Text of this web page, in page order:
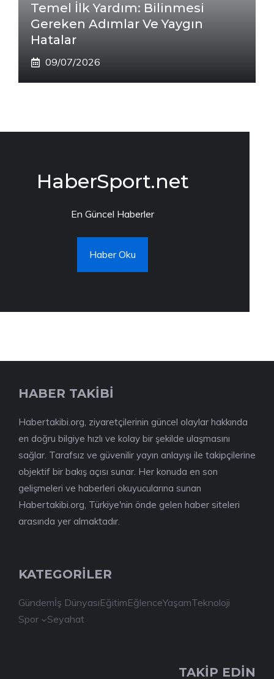
Temel İlk Yardım: Bilinmesi
Gereken Adımlar Ve Yaygın
Hatalar
09/07/2026
HaberSport.net
En Güncel Haberler
Haber Oku
HABER TAKİBİ
Habertakibi.org, ziyaretçilerinin güncel olaylar hakkında
en doğru bilgiye hızlı ve kolay bir şekilde ulaşmasını
sağlar. Tarafsız ve güvenilir yayın anlayışı ile takipçilerine
objektif bir bakış açısı sunar. Her konuda en son
gelişmeleri ve haberleri okuyucularına sunan
Habertakibi.org, Türkiye'nin önde gelen haber siteleri
arasında yer almaktadır.
KATEGORİLER
Gündemİş DünyasıEğitimEğlenceYaşamTeknoloji
Spor
Seyahat
TAKİP EDİN